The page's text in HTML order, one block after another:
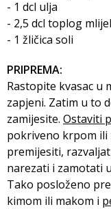
- 1 dcl ulja
- 2,5 dcl toplog
- 1 žličica soli
PRIPREMA:
Rastopite kvasac u
zapjeni. Zatim u to
zamijesite. Ostaviti
pokriveno krpom ili
premijesiti,
narezati i zamotati
Tako posloženo
kimom ili makom i